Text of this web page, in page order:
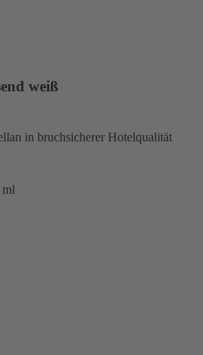
weiß
in bruchsicherer Hotelqualität
ml